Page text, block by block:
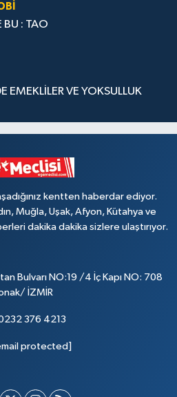
BU : TAO
EMEKLİLER VE YOKSULLUK
kentten haberdar ediyor.
Muğla, Uşak, Afyon, Kütahya ve
dakika dakika sizlere ulaştırıyor.
Bulvarı NO:19 /4 İç Kapı NO: 708
İZMİR
376 4213
protected]